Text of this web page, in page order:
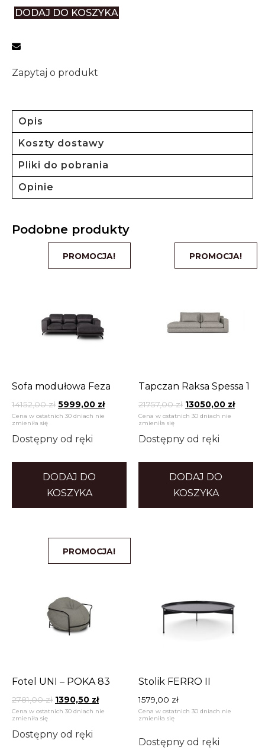
DODAJ DO KOSZYKA
Zapytaj o produkt
Opis
Koszty dostawy
Pliki do pobrania
Opinie
Podobne produkty
PROMOCJA!
Sofa modułowa Feza
14152,00zł 5999,00 zł
Cena w ostatnich 30 dniach nie
zmieniła się
Dostępny od ręki
DODAJ DO
KOSZYKA
PROMOCJA!
Tapczan Raksa Spessa 1
21757,00zł 13050,00 zł
Cena w ostatnich 30 dniach nie
zmieniła się
Dostępny od ręki
DODAJ DO
KOSZYKA
PROMOCJA!
Fotel UNI – POKA 83
2781,00zł 1390,50 zł
Cena w ostatnich 30 dniach nie
zmieniła się
Dostępny od ręki
Stolik FERRO II
1579,00 zł
Cena w ostatnich 30 dniach nie
zmieniła się
Dostępny od ręki